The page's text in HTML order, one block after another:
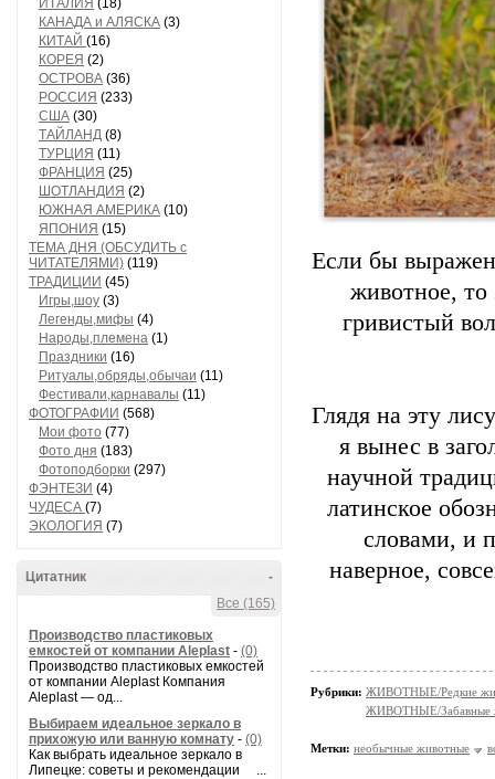
ИТАЛИЯ (18)
КАНАДА и АЛЯСКА (3)
КИТАЙ (16)
КОРЕЯ (2)
ОСТРОВА (36)
РОССИЯ (233)
США (30)
ТАЙЛАНД (8)
ТУРЦИЯ (11)
ФРАНЦИЯ (25)
ШОТЛАНДИЯ (2)
ЮЖНАЯ АМЕРИКА (10)
ЯПОНИЯ (15)
ТЕМА ДНЯ (ОБСУДИТЬ с
ЧИТАТЕЛЯМИ) (119)
ТРАДИЦИИ (45)
Игры,шоу (3)
Легенды,мифы (4)
Народы,племена (1)
Праздники (16)
Ритуалы,обряды,обычаи (11)
Фестивали,карнавалы (11)
ФОТОГРАФИИ (568)
Мои фото (77)
Фото дня (183)
Фотоподборки (297)
ФЭНТЕЗИ (4)
ЧУДЕСА (7)
ЭКОЛОГИЯ (7)
-
Цитатник
Все (165)
Производство пластиковых
емкостей от компании Aleplast - (0)
Производство пластиковых емкостей
от компании Aleplast Компания
Aleplast — од...
Выбираем идеальное зеркало в
прихожую или ванную комнату - (0)
Как выбрать идеальное зеркало в
Липецке: советы и рекомендации ...
Если бы
животное,
гривистый
Глядя на эту
я вынес в
научной
латинское
словами, и
наверное,
Рубрики: ЖИВОТНЫЕ/Редкие
ЖИВОТНЫЕ/Забавные
Метки: необычные животные